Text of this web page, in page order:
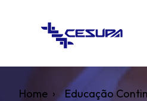
Home › Educação